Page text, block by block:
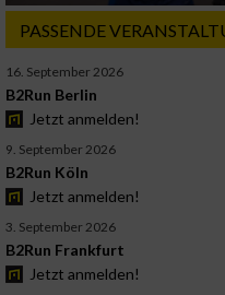
PASSENDE
16. September 2026
B2Run Berlin
Jetzt anmelden!
9. September 2026
B2Run Köln
Jetzt anmelden!
3. September 2026
B2Run Frankfurt
Jetzt anmelden!